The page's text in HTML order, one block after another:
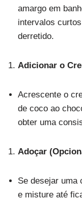
amargo em
intervalos
derretido.
Adicionar o
Acrescente o
de coco ao
obter uma
Adoçar
Se desejar uma
e misture até